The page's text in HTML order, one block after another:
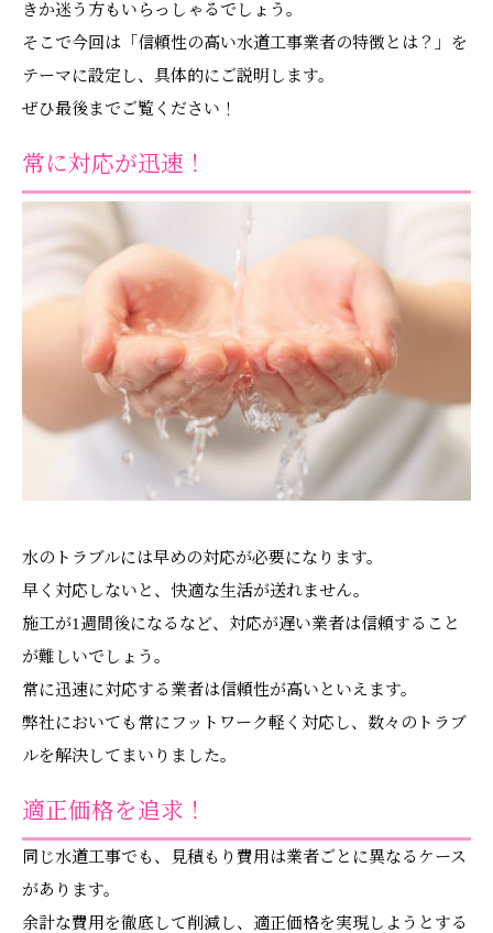
きか迷う方もいらっしゃるでしょう。
そこで今回は「信頼性の高い水道工事業者の特徴とは？」を
テーマに設定し、具体的にご説明します。
ぜひ最後までご覧ください！
常に対応が迅速！
水のトラブルには早めの対応が必要になります。
早く対応しないと、快適な生活が送れません。
施工が1週間後になるなど、対応が遅い業者は信頼すること
が難しいでしょう。
常に迅速に対応する業者は信頼性が高いといえます。
弊社においても常にフットワーク軽く対応し、数々のトラブ
ルを解決してまいりました。
適正価格を追求！
同じ水道工事でも、見積もり費用は業者ごとに異なるケース
があります。
余計な費用を徹底して削減し、適正価格を実現しようとする